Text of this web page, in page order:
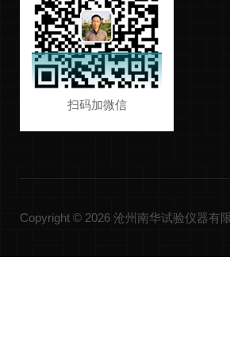
扫码加微信
Copyright © 2026 沧州南华试验仪器有